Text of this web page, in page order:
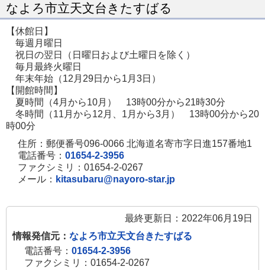
ジ
なよろ市立天文台きたすばる
【休館日】
毎週月曜日
祝日の翌日（日曜日および土曜日を除く）
毎月最終火曜日
年末年始（12月29日から1月3日）
【開館時間】
夏時間（4月から10月） 13時00分から21時30分
冬時間（11月から12月、1月から3月） 13時00分から20
時00分
住所：郵便番号096-0066 北海道名寄市字日進157番地1
電話番号： 01654-2-3956
ファクシミリ：01654-2-0267
メール： kitasubaru@nayoro-star.jp
最終更新日：2022年06月19日
情報発信元： なよろ市立天文台きたすばる
電話番号： 01654-2-3956
ファクシミリ：01654-2-0267